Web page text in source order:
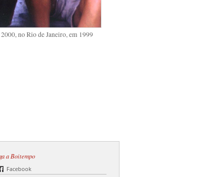
no Rio de Janeiro, em 1999
a Boitempo
Facebook